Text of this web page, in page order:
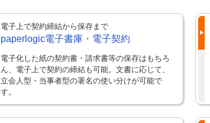
電子上で契約締結から保存まで
paperlogic電子書庫・電子契約
電子化した紙の契約書・請求書等の保存はもちろ
ん、電子上で契約の締結も可能。文書に応じて、
立会人型・当事者型の署名の使い分けが可能で
す。